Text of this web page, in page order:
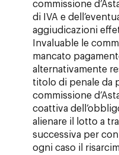
commissione
di IVA e
aggiudicazioni
Invaluable le
mancato
alternativamente
titolo di penale da
commissione
coattiva
alienare il lotto a
successiva per
ogni caso il